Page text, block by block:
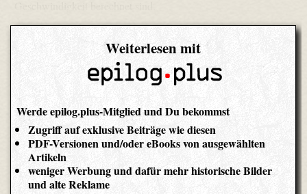
Weiterlesen mit
Werde epilog.plus-Mitglied und Du bekommst
Zugriff auf exklusive Beiträge wie diesen
PDF-Versionen und/oder eBooks von ausgewählten
Artikeln
weniger Werbung und dafür mehr historische Bilder
und alte Reklame